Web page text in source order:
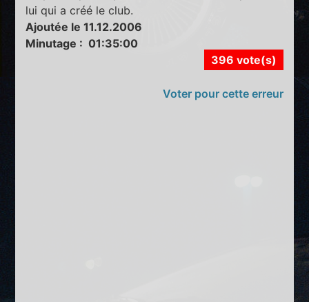
lui qui a créé le club.
Ajoutée le 11.12.2006
Minutage : 01:35:00
396 vote(s)
Voter pour cette erreur